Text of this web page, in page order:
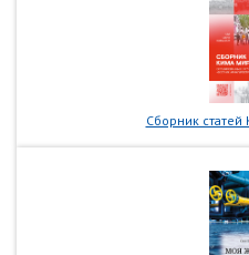
Сборник статей